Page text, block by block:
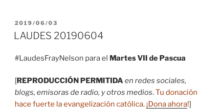
PUBLICADO
EL
2019/06/03
LAUDES 20190604
#LaudesFrayNelson para el Martes VII de Pascua
[REPRODUCCIÓN PERMITIDAen redes sociales,
blogs, emisoras de radio, y otros medios.Tu donación
hace fuerte la evangelización católica. ¡Dona ahora!]